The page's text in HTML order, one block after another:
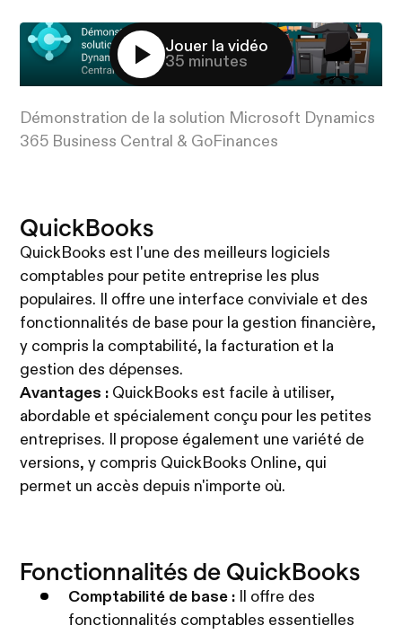
Jouer la vidéo
35 minutes
Démonstration de la solution Microsoft Dynamics
365 Business Central & GoFinances
QuickBooks
QuickBooks est l'une des meilleurs logiciels
comptables pour petite entreprise les plus
populaires. Il offre une interface conviviale et des
fonctionnalités de base pour la gestion financière,
y compris la comptabilité, la facturation et la
gestion des dépenses.
Avantages : QuickBooks est facile à utiliser,
abordable et spécialement conçu pour les petites
entreprises. Il propose également une variété de
versions, y compris QuickBooks Online, qui
permet un accès depuis n'importe où.
Fonctionnalités de QuickBooks
Comptabilité de base : Il offre des
fonctionnalités comptables essentielles